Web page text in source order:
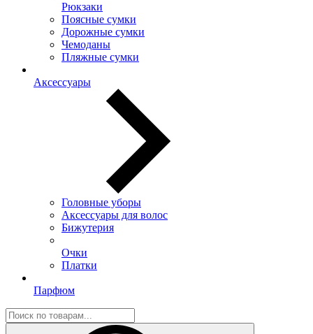
Рюкзаки
Поясные сумки
Дорожные сумки
Чемоданы
Пляжные сумки
Аксессуары
Головные уборы
Аксессуары для волос
Бижутерия
Очки
Платки
Парфюм